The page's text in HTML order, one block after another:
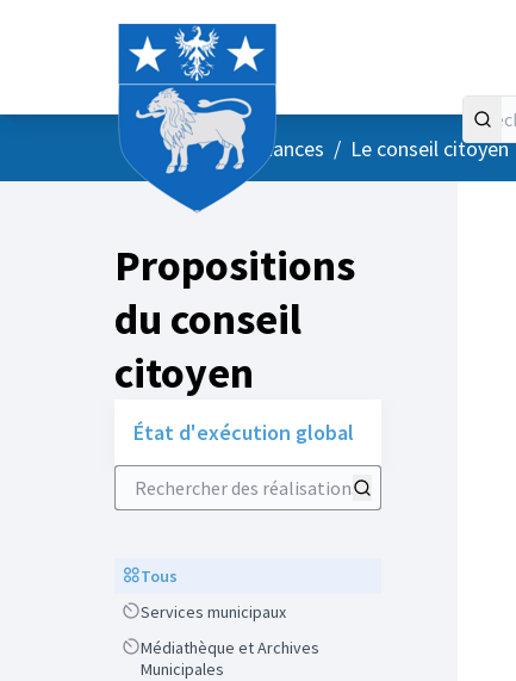
AccueilMenu principal
/ Vos instances / Le conseil citoyen
Propositions
du conseil
citoyen
État d'exécution global
Rechercher des réalisations
ScopeTous
ScopeServices municipaux
Scope
Médiathèque et Archives
Municipales